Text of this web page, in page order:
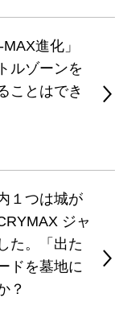
進化」
ルゾーンを
ことはでき
１つは城が
ジャ
た。「出た
ドを墓地に
？